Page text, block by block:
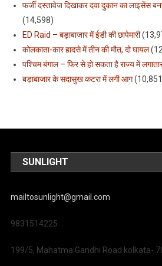
फर्जी दस्तावेज दिखाकर दवा दुकान का लाइसेंस
(14,598)
ED Raid – बड़ाबाजार में ईडी की छापेमारी
कोलकाता-कार हादसे में तीन की मौत, दो घायल
पश्चिम बंगाल – फिर से हो सकता है राज्य में
बड़ाबाजार के सदासुख कटरा में लगी आग
SUNLIGHT
mailtosunlight@gmail.com
9831514225
199/5, Mahatma Gandhi Road kolkata-